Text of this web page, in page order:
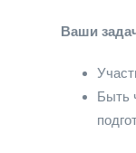
Ваши
Быть